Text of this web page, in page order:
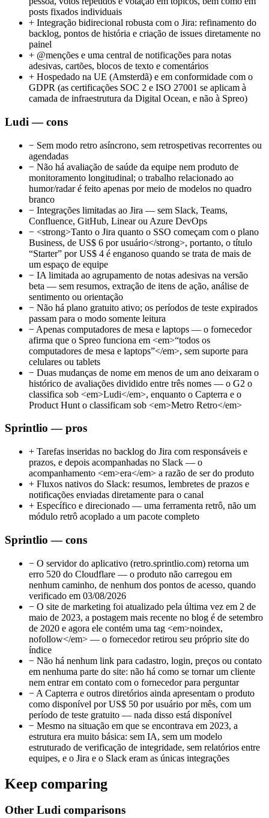
posts fixados individuais
+ Integração bidirecional robusta com o Jira: refinamento do
backlog, pontos de história e criação de issues diretamente no
painel
+ @menções e uma central de notificações para notas
adesivas, cartões, blocos de texto e comentários
+ Hospedado na UE (Amsterdã) e em conformidade com o
GDPR (as certificações SOC 2 e ISO 27001 se aplicam à
camada de infraestrutura da Digital Ocean, e não à Spreo)
Ludi — cons
− Sem modo retro asíncrono, sem retrospetivas recorrentes ou
agendadas
− Não há avaliação de saúde da equipe nem produto de
monitoramento longitudinal; o trabalho relacionado ao
humor/radar é feito apenas por meio de modelos no quadro
branco
− Integrações limitadas ao Jira — sem Slack, Teams,
Confluence, GitHub, Linear ou Azure DevOps
− <strong>Tanto o Jira quanto o SSO começam com o plano
Business, de US$ 6 por usuário</strong>, portanto, o título
“Starter” por US$ 4 é enganoso quando se trata de mais de
um espaço de equipe
− IA limitada ao agrupamento de notas adesivas na versão
beta — sem resumos, extração de itens de ação, análise de
sentimento ou orientação
− Não há plano gratuito ativo; os períodos de teste expirados
passam para o modo somente leitura
− Apenas computadores de mesa e laptops — o fornecedor
afirma que o Spreo funciona em <em>“todos os
computadores de mesa e laptops”</em>, sem suporte para
celulares ou tablets
− Duas mudanças de nome em menos de um ano deixaram o
histórico de avaliações dividido entre três nomes — o G2 o
classifica sob <em>Ludi</em>, enquanto o Capterra e o
Product Hunt o classificam sob <em>Metro Retro</em>
Sprintlio — pros
+ Tarefas inseridas no backlog do Jira com responsáveis e
prazos, e depois acompanhadas no Slack — o
acompanhamento <em>era</em> a razão de ser do produto
+ Fluxos nativos do Slack: resumos, lembretes de prazos e
notificações enviadas diretamente para o canal
+ Específico e direcionado — uma ferramenta retrô, não um
módulo retrô acoplado a um pacote completo
Sprintlio — cons
− O servidor do aplicativo (retro.sprintlio.com) retorna um
erro 520 do Cloudflare — o produto não carregou em
nenhum caminho, de nenhum dos pontos de acesso, quando
verificado em 03/08/2026
− O site de marketing foi atualizado pela última vez em 2 de
maio de 2023, a postagem mais recente no blog é de setembro
de 2020 e agora ele contém uma tag <em>noindex,
nofollow</em> — o fornecedor retirou seu próprio site do
índice
− Não há nenhum link para cadastro, login, preços ou contato
em nenhuma parte do site: não há como se tornar um cliente
nem entrar em contato com o fornecedor para perguntar
− A Capterra e outros diretórios ainda apresentam o produto
como disponível por US$ 50 por usuário por mês, com um
período de teste gratuito — nada disso está disponível
− Mesmo na situação em que se encontrava em 2023, a
estrutura era muito básica: sem IA, sem um modelo
estruturado de verificação de integridade, sem relatórios entre
equipes, e o Jira e o Slack eram as únicas integrações
Keep comparing
Other Ludi comparisons